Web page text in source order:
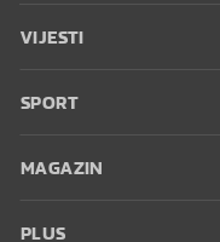
VIJESTI
SPORT
MAGAZIN
PLUS